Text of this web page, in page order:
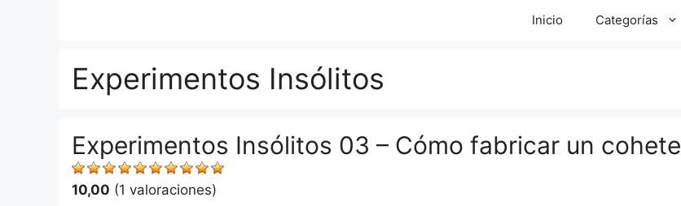
Inicio Categorías
Experimentos Insólitos
Experimentos Insólitos 03 – Cómo fabricar un cohete
10,00 (1 valoraciones)